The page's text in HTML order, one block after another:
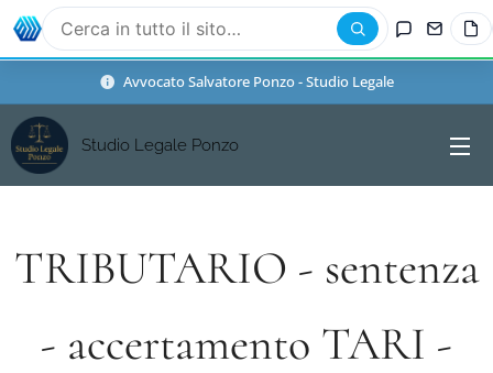
Avvocato Salvatore Ponzo - Studio Legale
Studio Legale Ponzo
TRIBUTARIO - sentenza
- accertamento TARI -